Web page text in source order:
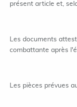
présent article et,
Les documents
combattante après
Les pièces prévues